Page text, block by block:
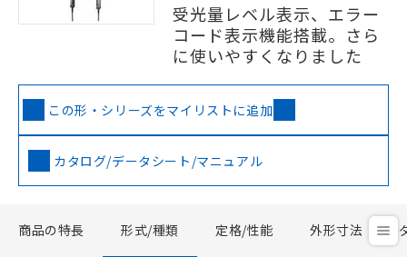
受光量レベル表示、エラー
コード表示機能搭載。さら
に使いやすくなりました
この形・シリーズをマイリストに追加
カタログ/データシート/マニュアル
商品の特長 形式/種類 定格/性能 外形寸法